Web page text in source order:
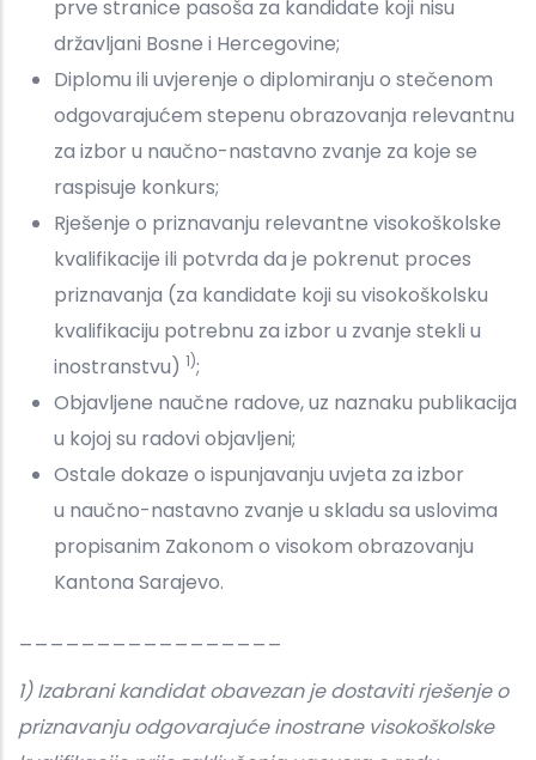
prve stranice pasoša za kandidate koji nisu
državljani Bosne i Hercegovine;
Diplomu ili uvjerenje o diplomiranju o stečenom
odgovarajućem stepenu obrazovanja relevantnu
za izbor u naučno-nastavno zvanje za koje se
raspisuje konkurs;
Rješenje o priznavanju relevantne visokoškolske
kvalifikacije ili potvrda da je pokrenut proces
priznavanja (za kandidate koji su visokoškolsku
kvalifikaciju potrebnu za izbor u zvanje stekli u
inostranstvu) 1);
Objavljene naučne radove, uz naznaku publikacija
u kojoj su radovi objavljeni;
Ostale dokaze o ispunjavanju uvjeta za izbor
u naučno-nastavno zvanje u skladu sa uslovima
propisanim Zakonom o visokom obrazovanju
Kantona Sarajevo.
1) Izabrani kandidat obavezan je dostaviti rješenje o
priznavanju odgovarajuće inostrane visokoškolske